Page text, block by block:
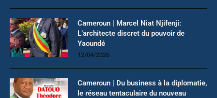
Cameroun | Marcel Niat Njifenji:
L’architecte discret du pouvoir de
Yaoundé
12/04/2026
Cameroun | Du business à la diplomatie,
le réseau tentaculaire du nouveau